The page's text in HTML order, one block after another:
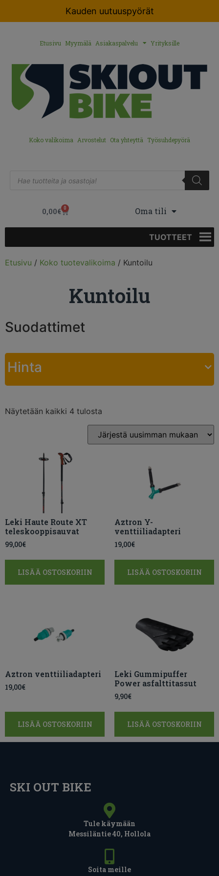
Kauden uutuuspyörät
Etusivu Myymälä Asiakaspalvelu Yrityksille
Koko valikoima Arvostelut Ota yhteyttä Työsuhdepyörä
0,00€ 0 Oma tili
TUOTTEET
Etusivu / Koko tuotevalikoima / Kuntoilu
Kuntoilu
Suodattimet
Hinta
Näytetään kaikki 4 tulosta
Leki Haute Route XT
teleskooppisauvat
99,00€
LISÄÄ OSTOSKORIIN
Aztron Y-
venttiiliadapteri
19,00€
LISÄÄ OSTOSKORIIN
Aztron venttiiliadapteri
19,00€
LISÄÄ OSTOSKORIIN
Leki Gummipuffer
Power asfalttitassut
9,90€
LISÄÄ OSTOSKORIIN
SKI OUT BIKE
Tule käymään
Messiläntie 40, Hollola
Soita meille